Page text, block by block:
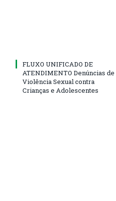
FLUXO UNIFICADO DE
ATENDIMENTO Denúncias de
Violência Sexual contra
Crianças e Adolescentes